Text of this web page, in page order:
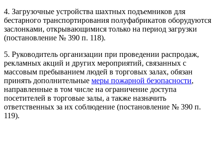
4. Загрузочные устройства шахтных подъемников для
бестарного транспортирования полуфабрикатов оборудуются
заслонками, открывающимися только на период загрузки
(постановление № 390 п. 118).
5. Руководитель организации при проведении распродаж,
рекламных акций и других мероприятий, связанных с
массовым пребыванием людей в торговых залах, обязан
принять дополнительные меры пожарной безопасности,
направленные в том числе на ограничение доступа
посетителей в торговые залы, а также назначить
ответственных за их соблюдение (постановление № 390 п.
119).